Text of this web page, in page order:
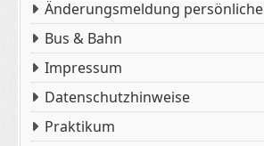
Änderungsmeldung
Bus & Bahn
Impressum
Datenschutzhinweise
Praktikum